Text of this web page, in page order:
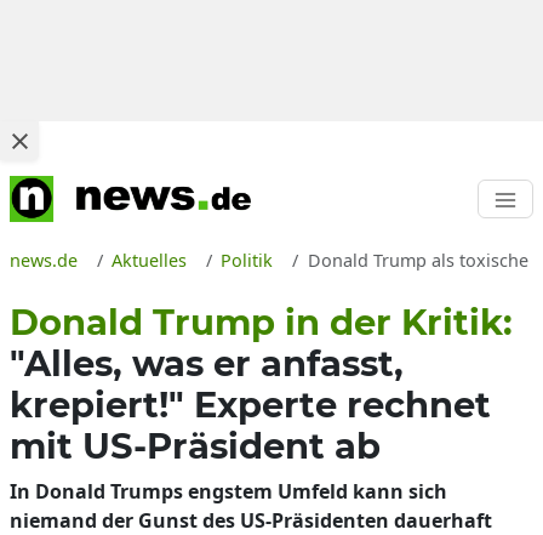
news.de Aktuelles Politik Donald Trump als toxische
Donald Trump in der Kritik:
"Alles, was er anfasst,
krepiert!" Experte rechnet
mit US-Präsident ab
In Donald Trumps engstem Umfeld kann sich
niemand der Gunst des US-Präsidenten dauerhaft